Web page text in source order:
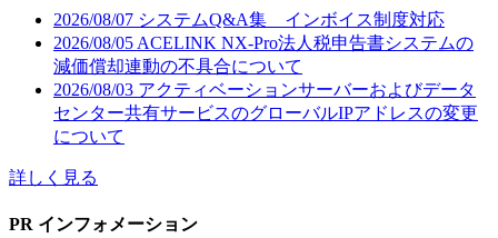
2026/08/07 システムQ&A集 インボイス制度対応
2026/08/05 ACELINK NX-Pro法人税申告書システムの
減価償却連動の不具合について
2026/08/03 アクティベーションサーバーおよびデータ
センター共有サービスのグローバルIPアドレスの変更
について
詳しく見る
PR インフォメーション